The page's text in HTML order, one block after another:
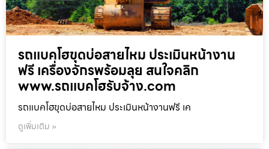
รถแบคโฮขุดบ่อสายไหม ประเมินหน้างาน
ฟรี เครื่องจักรพร้อมลุย สนใจคลิก
www.รถแบคโฮรับจ้าง.com
รถแบคโฮขุดบ่อสายไหม ประเมินหน้างานฟรี เค
ดูเพิ่มเติม »